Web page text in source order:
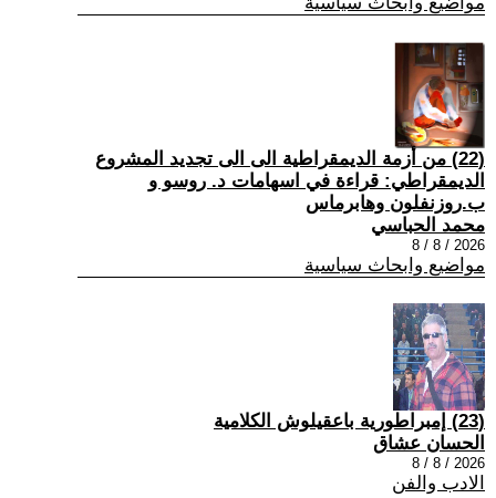
(22) من أزمة الديمقراطية الى الى تجديد المشروع
الديمقراطي: قراءة في اسهامات د. روسو و
ب.روزنفلون وهابرماس
محمد الحباسي
2026 / 8 / 8
مواضيع وابحاث سياسية
(23) إمبراطورية باعقيلوش الكلامية
الحسان عشاق
2026 / 8 / 8
الادب والفن